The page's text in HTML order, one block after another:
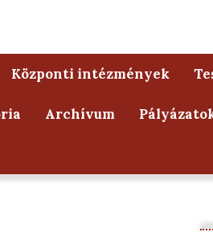
Központi intézmények
Archívum